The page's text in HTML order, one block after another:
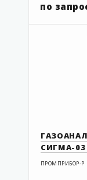
по
СИГМА-03
ПРОМПРИБОР-Р